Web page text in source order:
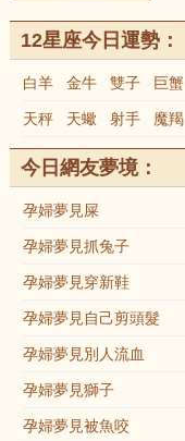
12星座今日運勢：
白羊 金牛 雙子 巨蟹
天秤 天蠍 射手 魔羯
今日網友夢境：
孕婦夢見屎
孕婦夢見抓兔子
孕婦夢見穿新鞋
孕婦夢見自己剪頭髮
孕婦夢見別人流血
孕婦夢見獅子
孕婦夢見被魚咬